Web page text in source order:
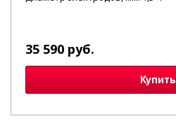
35 590 руб.
Купить